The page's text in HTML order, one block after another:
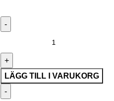
LÄGG TILL I VARUKORG